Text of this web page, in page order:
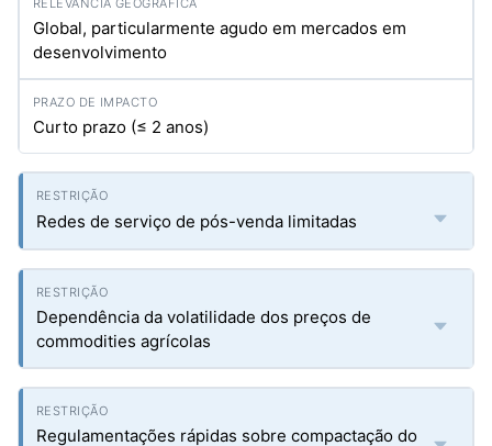
Global, particularmente agudo em mercados em
desenvolvimento
Curto prazo (≤ 2 anos)
Redes de serviço de pós-venda limitadas
Dependência da volatilidade dos preços de
commodities agrícolas
Regulamentações rápidas sobre compactação do